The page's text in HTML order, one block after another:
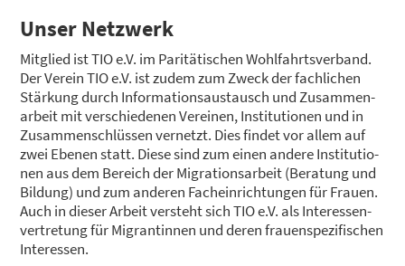
Unser Netz­werk
Mit­glied ist TIO e.V. im Pari­tä­ti­schen Wohl­fahrts­ver­band.
Der Ver­ein TIO e.V. ist zudem zum Zweck der fach­li­chen
Stär­kung durch Infor­ma­ti­ons­aus­tausch und Zusam­men­
ar­beit mit ver­schie­de­nen Ver­ei­nen, Insti­tu­tio­nen und in
Zusam­men­schlüs­sen ver­netzt. Dies fin­det vor allem auf
zwei Ebe­nen statt. Die­se sind zum einen ande­re Insti­tu­tio­
nen aus dem Bereich der Migra­ti­ons­ar­beit (Bera­tung und
Bil­dung) und zum ande­ren Fach­ein­rich­tun­gen für Frau­en.
Auch in die­ser Arbeit ver­steht sich TIO e.V. als Inter­es­sen­
ver­tre­tung für Migran­tin­nen und deren frau­en­spe­zi­fi­schen
Inter­es­sen.